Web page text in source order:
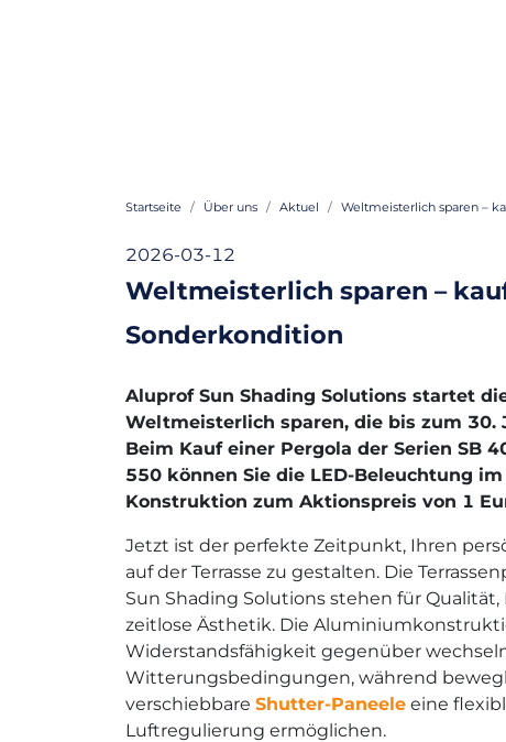
Startseite Über uns Aktuel Weltmeisterlich sparen –
2026-03-12
Weltmeisterlich sparen –
Sonderkondition
Aluprof Sun Shading Solutions startet
Weltmeisterlich sparen, die bis zum
Beim Kauf einer Pergola der Serien SB
550 können Sie die LED-Beleuchtung
Konstruktion zum Aktionspreis von 1
Jetzt ist der perfekte Zeitpunkt, Ihren
auf der Terrasse zu gestalten. Die
Sun Shading Solutions stehen für
zeitlose Ästhetik. Die
Widerstandsfähigkeit gegenüber
Witterungsbedingungen, während
verschiebbare Shutter-Paneele eine
Luftregulierung ermöglichen.